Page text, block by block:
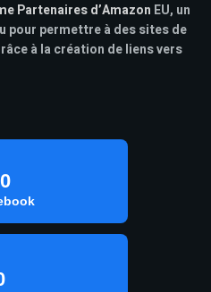
Partenaires d’Amazon EU, un
pour permettre à des sites de
à la création de liens vers